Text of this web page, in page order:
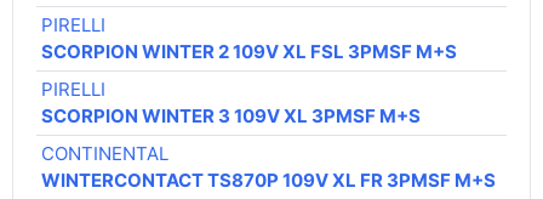
PIRELLI
SCORPION WINTER 2 109V XL FSL 3PMSF M+S
PIRELLI
SCORPION WINTER 3 109V XL 3PMSF M+S
CONTINENTAL
WINTERCONTACT TS870P 109V XL FR 3PMSF M+S